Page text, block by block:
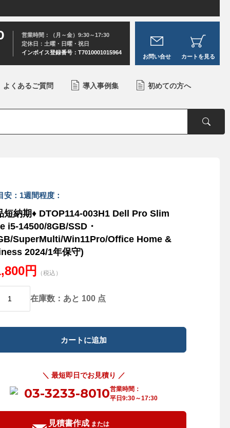
営業時間：（月～金）9:30～17:30
定休日：土曜・日曜・祝日
インボイス登録番号：T7010001015964
お問い合せ カートを見る
よくあるご質問 導入事例集 初めての方へ
安：1週間程度：
短納期♦ DTOP114-003H1 Dell Pro Slim
i5-14500/8GB/SSD・
SuperMulti/Win11Pro/Office Home &
2024/1年保守)
円 （税込）
在庫数：あと 100 点
＼ 最短即日でお見積り ／
03-3233-8010営業時間：
平日9:30～17:30
見積書作成 または